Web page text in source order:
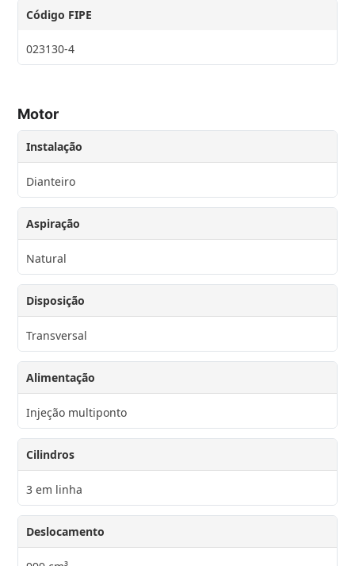
Código FIPE
023130-4
Motor
Instalação
Dianteiro
Aspiração
Natural
Disposição
Transversal
Alimentação
Injeção multiponto
Cilindros
3 em linha
Deslocamento